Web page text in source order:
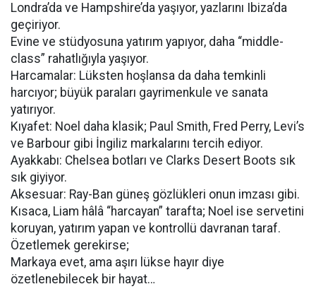
Londra’da ve Hampshire’da yaşıyor, yazlarını Ibiza’da
geçiriyor.
Evine ve stüdyosuna yatırım yapıyor, daha “middle-
class” rahatlığıyla yaşıyor.
Harcamalar: Lüksten hoşlansa da daha temkinli
harcıyor; büyük paraları gayrimenkule ve sanata
yatırıyor.
Kıyafet: Noel daha klasik; Paul Smith, Fred Perry, Levi’s
ve Barbour gibi İngiliz markalarını tercih ediyor.
Ayakkabı: Chelsea botları ve Clarks Desert Boots sık
sık giyiyor.
Aksesuar: Ray-Ban güneş gözlükleri onun imzası gibi.
Kısaca, Liam hâlâ “harcayan” tarafta; Noel ise servetini
koruyan, yatırım yapan ve kontrollü davranan taraf.
Özetlemek gerekirse;
Markaya evet, ama aşırı lükse hayır diye
özetlenebilecek bir hayat…